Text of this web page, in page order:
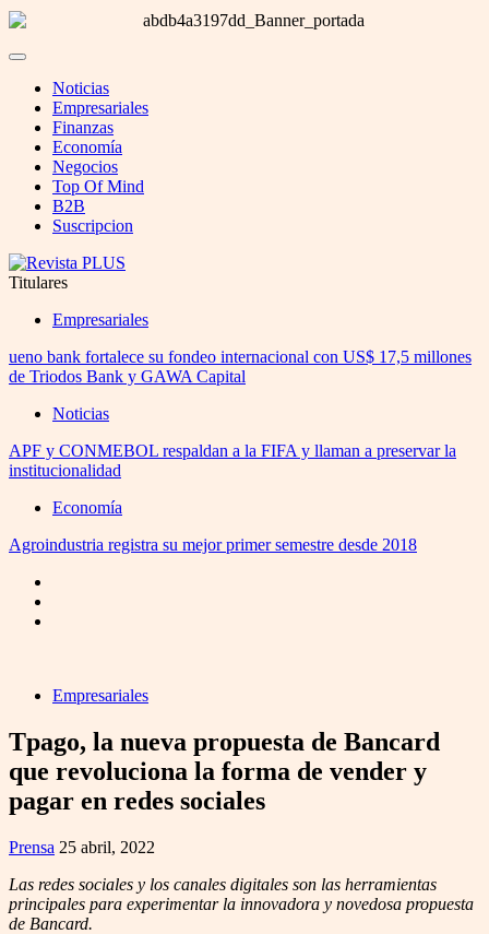
Noticias
Empresariales
Finanzas
Economía
Negocios
Top Of Mind
B2B
Suscripcion
Titulares
Empresariales
ueno bank fortalece su fondeo internacional con US$ 17,5 millones
de Triodos Bank y GAWA Capital
Noticias
APF y CONMEBOL respaldan a la FIFA y llaman a preservar la
institucionalidad
Economía
Agroindustria registra su mejor primer semestre desde 2018
Empresariales
Tpago, la nueva propuesta de Bancard
que revoluciona la forma de vender y
pagar en redes sociales
Prensa 25 abril, 2022
Las redes sociales y los canales digitales son las herramientas
principales para experimentar la innovadora y novedosa propuesta
de Bancard.